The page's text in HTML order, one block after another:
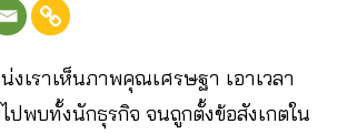
งเราเห็นภาพคุณเศรษฐา เอาเวลา
ปพบทั้งนักธุรกิจ จนถูกตั้งข้อสังเกตใน